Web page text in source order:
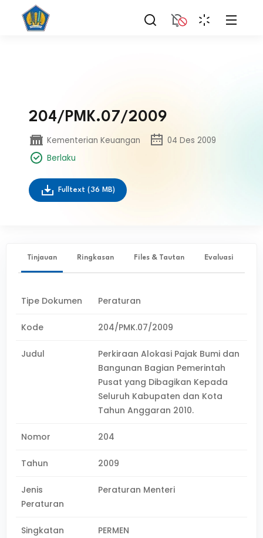
204/PMK.07/2009
Kementerian Keuangan
04 Des 2009
Berlaku
Fulltext (36 MB)
Tinjauan Ringkasan Files & Tautan Evaluasi
Tipe Dokumen Peraturan
Kode 204/PMK.07/2009
Judul
Perkiraan Alokasi Pajak Bumi dan
Bangunan Bagian Pemerintah
Pusat yang Dibagikan Kepada
Seluruh Kabupaten dan Kota
Tahun Anggaran 2010.
Nomor 204
Tahun 2009
Jenis
Peraturan
Peraturan Menteri
Singkatan
PERMEN